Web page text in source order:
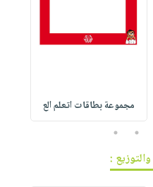
مجموعة بطاقات اتعلم الع
4
5
: